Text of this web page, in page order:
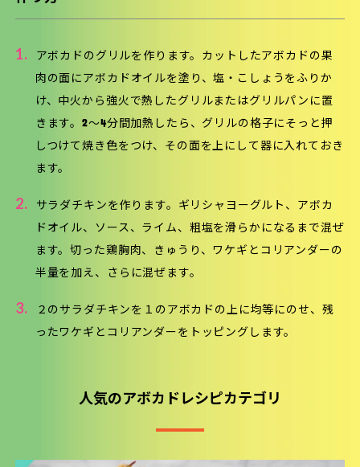
1.
アボカドのグリルを作ります。カットしたアボカドの果
肉の面にアボカドオイルを塗り、塩・こしょうをふりか
け、中火から強火で熱したグリルまたはグリルパンに置
きます。2〜4分間加熱したら、グリルの格子にそっと押
しつけて焼き色をつけ、その面を上にして器に入れておき
ます。
2.
サラダチキンを作ります。ギリシャヨーグルト、アボカ
ドオイル、ソース、ライム、粗塩を滑らかになるまで混ぜ
ます。切った鶏胸肉、きゅうり、ワケギとコリアンダーの
半量を加え、さらに混ぜます。
3.
２のサラダチキンを１のアボカドの上に均等にのせ、残
ったワケギとコリアンダーをトッピングします。
人気のアボカドレシピカテゴリ